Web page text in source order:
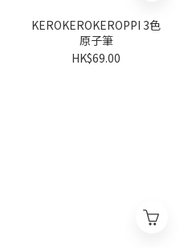
KEROKEROKEROPPI 3色
原子筆
HK$69.00